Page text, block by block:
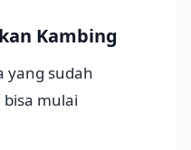
Kambing
yang sudah
mulai